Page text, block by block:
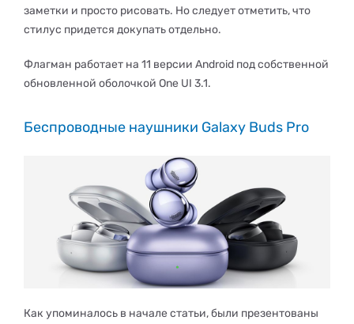
заметки и просто рисовать. Но следует отметить, что
стилус придется докупать отдельно.
Флагман работает на 11 версии Android под собственной
обновленной оболочкой One UI 3.1.
Беспроводные наушники Galaxy Buds Pro
Как упоминалось в начале статьи, были презентованы